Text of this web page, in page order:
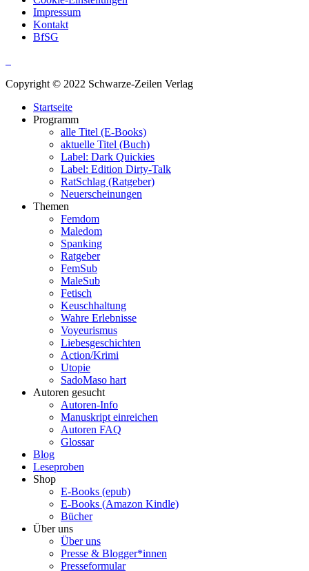
Impressum
Kontakt
BfSG
Copyright © 2022 Schwarze-Zeilen Verlag
Startseite
Programm
alle Titel (E-Books)
aktuelle Titel (Buch)
Label: Dark Quickies
Label: Edition Dirty-Talk
RatSchlag (Ratgeber)
Neuerscheinungen
Themen
Femdom
Maledom
Spanking
Ratgeber
FemSub
MaleSub
Fetisch
Keuschhaltung
Wahre Erlebnisse
Voyeurismus
Liebesgeschichten
Action/Krimi
Utopie
SadoMaso hart
Autoren gesucht
Autoren-Info
Manuskript einreichen
Autoren FAQ
Glossar
Blog
Leseproben
Shop
E-Books (epub)
E-Books (Amazon Kindle)
Bücher
Über uns
Über uns
Presse & Blogger*innen
Presseformular